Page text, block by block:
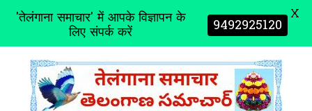
'तेलंगाना समाचार' में आपके विज्ञापन के
लिए संपर्क करें 9492925120 X